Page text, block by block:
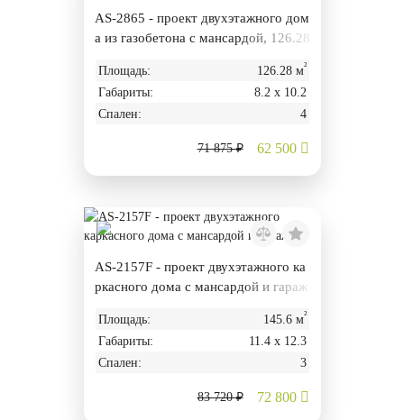
AS-2865 - проект двухэтажного дом
а из газобетона с мансардой, 126.28
Площадь: 126.28 м²
Габариты:
8.2 х 10.2
Спален:
4
71 875 ₽ 62 500
AS-2157F - проект двухэтажного ка
ркасного дома с мансардой и гараж
Площадь: 145.6 м²
Габариты:
11.4 х 12.3
Спален:
3
83 720 ₽ 72 800